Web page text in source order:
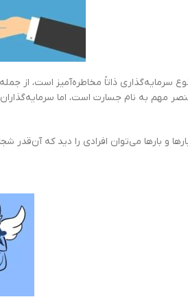
ذاتاً مخاطره‌آمیز است، از
یک عنصر مهم به نام جسارت است، اما
بارها و بارها می‌توان افرادی را دید که